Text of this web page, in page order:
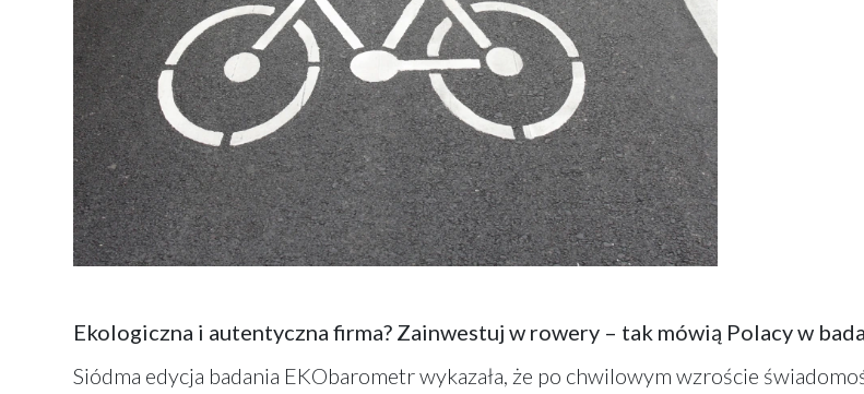
Ekologiczna i autentyczna firma? Zainwestuj w rowery – tak mówią Polacy w
Siódma edycja badania EKObarometr wykazała, że po chwilowym wzroście